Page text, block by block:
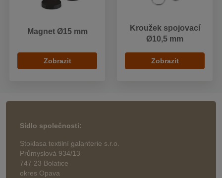
Magnet Ø15 mm
Zobrazit
Kroužek spojovací
Ø10,5 mm
Zobrazit
Sídlo společnosti:
Stoklasa textilní galanterie s.r.o.
Průmyslová 934/13
747 23 Bolatice
okres Opava